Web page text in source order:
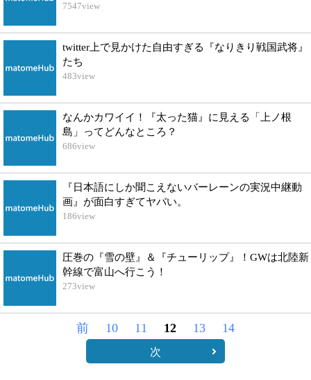
7547view
twitter上で見かけた自由すぎる『なりきり戦国武将』
たち
483view
なんかカワイイ！『太った猫』に見える「上ノ根
島」ってどんなところ？
686view
『日本語にしか聞こえないバーレーンの実況中継動
画』が面白すぎてヤバい。
186view
圧巻の『雪の壁』＆『チューリップ』！GWは北陸新
幹線で富山へ行こう！
273view
前 10 11 12 13 14
次